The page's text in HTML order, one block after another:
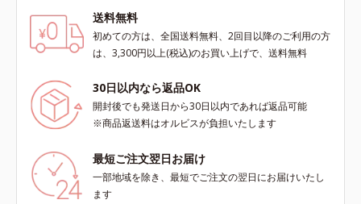
送料無料
初めての方は、全国送料無料、2回目以降のご利用の方
は、3,300円以上(税込)のお買い上げで、送料無料
30日以内なら返品OK
開封後でも発送日から30日以内であれば返品可能
※商品返送料はオルビスが負担いたします
最短ご注文翌日お届け
一部地域を除き、最短でご注文の翌日にお届けいたし
ます